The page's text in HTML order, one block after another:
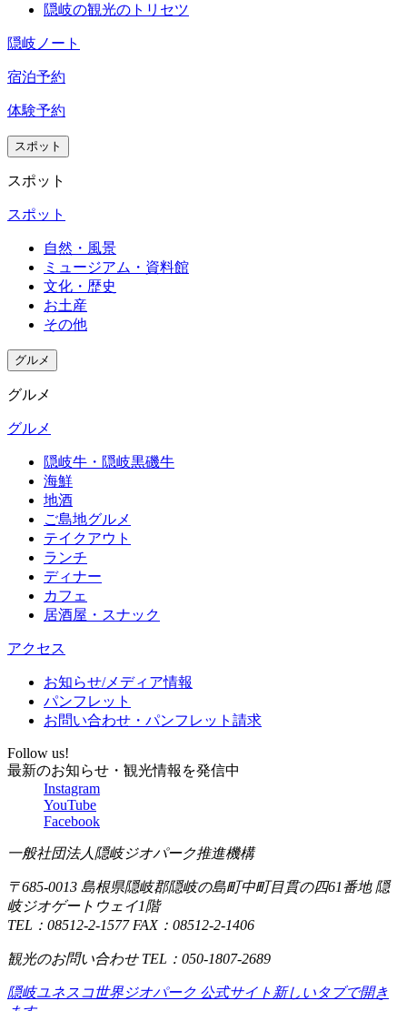
隠岐の観光のトリセツ
隠岐ノート
宿泊予約
体験予約
スポット
スポット
スポット
自然・風景
ミュージアム・資料館
文化・歴史
お土産
その他
グルメ
グルメ
グルメ
隠岐牛・隠岐黒磯牛
海鮮
地酒
ご島地グルメ
テイクアウト
ランチ
ディナー
カフェ
居酒屋・スナック
アクセス
お知らせ/メディア情報
パンフレット
お問い合わせ・パンフレット請求
Follow us!
最新のお知らせ・観光情報を発信中
Instagram
YouTube
Facebook
一般社団法人隠岐ジオパーク推進機構
〒685-0013 島根県隠岐郡隠岐の島町中町目貫の四61番地 隠
岐ジオゲートウェイ1階
TEL：08512-2-1577 FAX：08512-2-1406
観光のお問い合わせ TEL：050-1807-2689
隠岐ユネスコ世界ジオパーク 公式サイト 新しいタブで開き